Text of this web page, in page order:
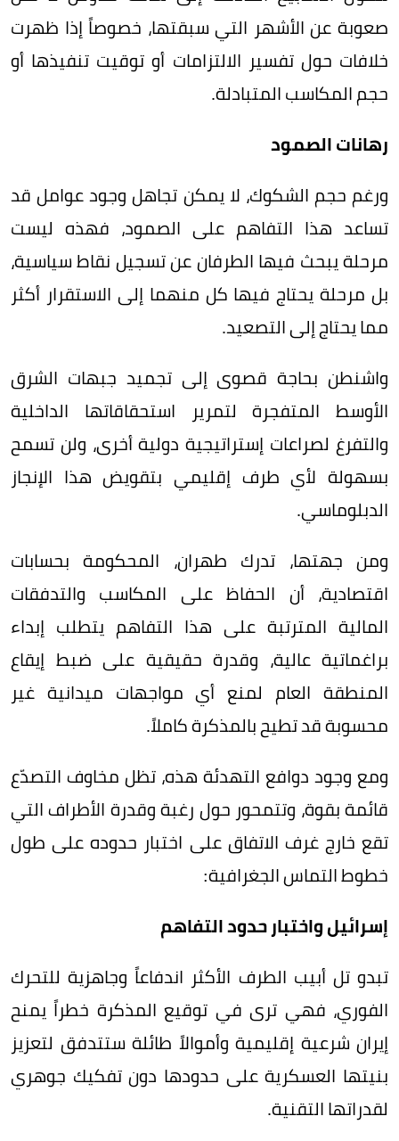
صعوبة عن الأشهر التي سبقتها، خصوصاً إذا ظهرت
خلافات حول تفسير الالتزامات أو توقيت تنفيذها أو
حجم المكاسب المتبادلة.
رهانات الصمود
ورغم حجم الشكوك، لا يمكن تجاهل وجود عوامل قد
تساعد هذا التفاهم على الصمود، فهذه ليست
مرحلة يبحث فيها الطرفان عن تسجيل نقاط سياسية،
بل مرحلة يحتاج فيها كل منهما إلى الاستقرار أكثر
مما يحتاج إلى التصعيد.
واشنطن بحاجة قصوى إلى تجميد جبهات الشرق
الأوسط المتفجرة لتمرير استحقاقاتها الداخلية
والتفرغ لصراعات إستراتيجية دولية أخرى، ولن تسمح
بسهولة لأي طرف إقليمي بتقويض هذا الإنجاز
الدبلوماسي.
ومن جهتها، تدرك طهران، المحكومة بحسابات
اقتصادية، أن الحفاظ على المكاسب والتدفقات
المالية المترتبة على هذا التفاهم يتطلب إبداء
براغماتية عالية، وقدرة حقيقية على ضبط إيقاع
المنطقة العام لمنع أي مواجهات ميدانية غير
محسوبة قد تطيح بالمذكرة كاملاً.
ومع وجود دوافع التهدئة هذه، تظل مخاوف التصدّع
قائمة بقوة، وتتمحور حول رغبة وقدرة الأطراف التي
تقع خارج غرف الاتفاق على اختبار حدوده على طول
خطوط التماس الجغرافية:
إسرائيل واختبار حدود التفاهم
تبدو تل أبيب الطرف الأكثر اندفاعاً وجاهزية للتحرك
الفوري، فهي ترى في توقيع المذكرة خطراً يمنح
إيران شرعية إقليمية وأموالاً طائلة ستتدفق لتعزيز
بنيتها العسكرية على حدودها دون تفكيك جوهري
لقدراتها التقنية.